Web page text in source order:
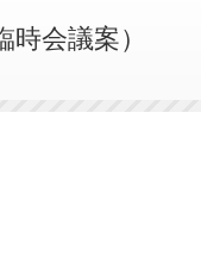
会議案）